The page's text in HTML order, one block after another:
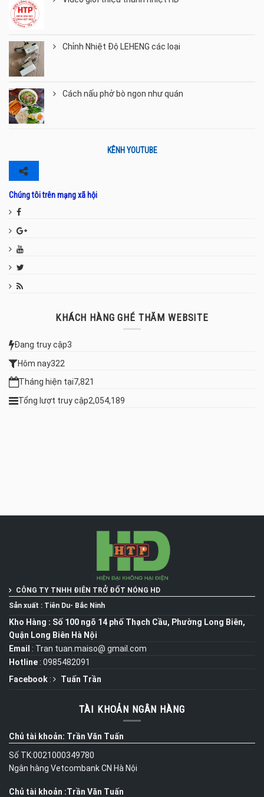
Chỉnh Nhiệt Độ LEHENG các loại
Cách nấu phở bò ngon như quán
KÊNH YOUTUBE
Chúng tôi trên mạng xã hội
KHÁCH HÀNG GHÉ THĂM WEBSITE
Đang truy cập3
Hôm nay322
Tháng hiện tại7,821
Tổng lượt truy cập2,054,189
CÔNG TY TNHH ĐIÊN TRỞ ĐỐT NÓNG HD
Sản xuất : Tiên Du- Bắc Ninh
Kho Hàng : Số 100 ngõ 14 phố Thạch Cầu, Phường Long Biên,
Quận Long Biên Hà Nội
Email : Tran tuan.maiso@ gmail.com
Hotline : 0985482091
Facebook : Tuấn Trần
TÀI KHOẢN NGÂN HÀNG
Chủ tài khoản: Trần Văn Tuấn
Số TK:0021000349780
Ngân hàng Vetcombank CN Hà Nội
Chủ tài khoản :Trần Văn Tuấn